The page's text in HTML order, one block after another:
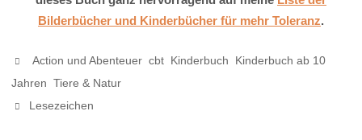
Bilderbücher und Kinderbücher für mehr Toleranz.
Action und Abenteuer ,cbt Kinderbuch
Kinderbuch ab 10
Jahren Tiere & Natur
Lesezeichen